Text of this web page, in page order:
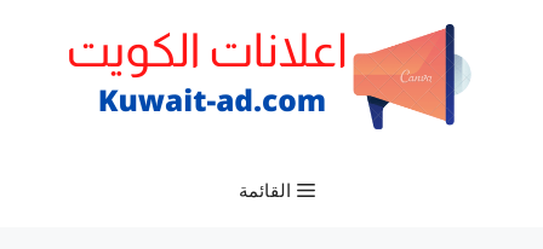
القائمة